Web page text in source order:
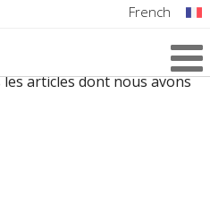
French
English
articles dont nous avons